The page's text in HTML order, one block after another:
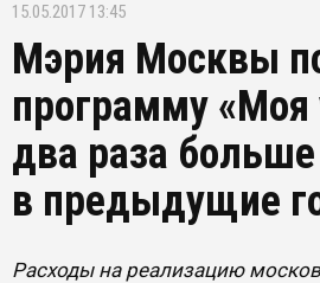
15.05.2017 13:45
Мэрия Москвы
программу «Моя
два раза
в предыдущие
Расходы на реализацию